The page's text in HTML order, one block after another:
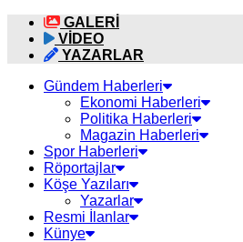
GALERİ
VİDEO
YAZARLAR
Gündem Haberleri
Ekonomi Haberleri
Politika Haberleri
Magazin Haberleri
Spor Haberleri
Röportajlar
Köşe Yazıları
Yazarlar
Resmi İlanlar
Künye